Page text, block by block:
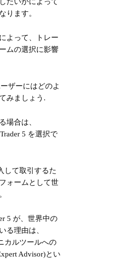
ります。
よって、トレー
ムの選択に影響
ザーにはどのよ
みましょう.
場合は、
5 を選択で
して取引するた
ォームとして世
5 が、世界中の
る理由は、
カルツールへの
Advisor)とい